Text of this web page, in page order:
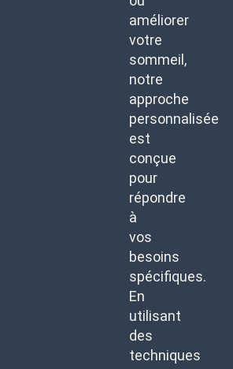
améliorer
votre
sommeil,
notre
approche
personnalisée
est
conçue
pour
répondre
à
vos
besoins
spécifiques.
En
utilisant
des
techniques